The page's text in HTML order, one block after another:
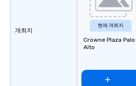
개최지
현재 개최지
Crowne Plaza Palo
Alto